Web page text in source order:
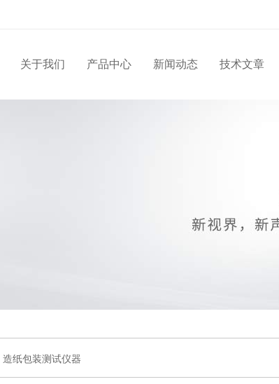
关于我们 产品中心 新闻动态 技术文章
造纸包装测试仪器